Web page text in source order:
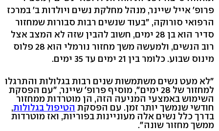
פרופ' אייל שיינר, מנהל מחלקת נשים ויולדות ב' במרכז
הרפואי סורוקה, "בעוד שנשים רבות סבורות שמחזור
סדיר הוא בן 28 ימים, חשוב להבין שזה לא המצב אצל
רוב הנשים, ולמעשה משך מחזור נורמלי הוא 28 פלוס
מינוס שבוע. כלומר בין 21 ימים עד 35 ימים.
"לא מעט נשים משתמשות שנים רבות בגלולות והתרגלו
למחזור של 28 ימים", מוסיף פרופ' שיינר, "עם הפסקת
השימוש באמצעי המניעה הזה, הן מוטרדות ממחזור
חודשי שנמשך יותר זמן. עם הפסקת הטיפול בגלולות,
בדרך כלל נשים אלה מעוניינות בפוריות, ואז מוטרדות
ממשך מחזור שונה".